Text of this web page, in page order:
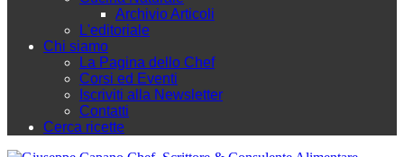
Archivio Articoli
L'editoriale
Chi siamo
La Pagina dello Chef
Corsi ed Eventi
Iscriviti alla Newsletter
Contatti
Cerca ricette